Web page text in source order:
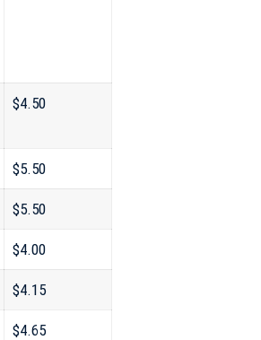
$4.50
$5.50
$5.50
$4.00
$4.15
$4.65